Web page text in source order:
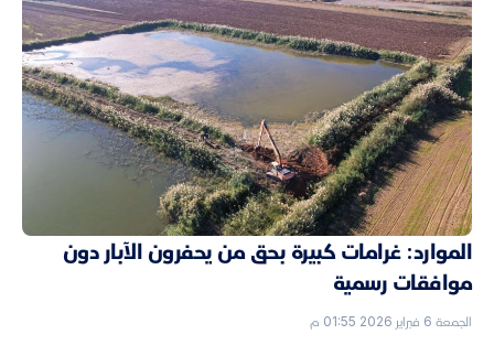
الموارد: غرامات كبيرة بحق من يحفرون الآبار دون
موافقات رسمية
الجمعة 6 فبراير 2026 01:55 م